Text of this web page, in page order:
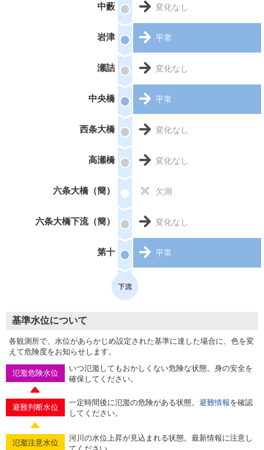
中藪 変化なし
岩津 平常
瀬詰 変化なし
中央橋 平常
西条大橋 変化なし
高瀬橋 変化なし
六条大橋（簡） 欠測
六条大橋下流（簡） 変化なし
第十 平常
基準水位について
各観測所で、水位があらかじめ設定された基準に達した場合に、色を変
えて危険度をお知らせします。
氾濫危険水位
いつ氾濫してもおかしくない危険な状態。身の安全を
確保してください。
避難判断水位
一定時間後に氾濫の危険がある状態。 避難情報を確認
してください。
氾濫注意水位
河川の水位上昇が見込まれる状態。最新情報に注意し